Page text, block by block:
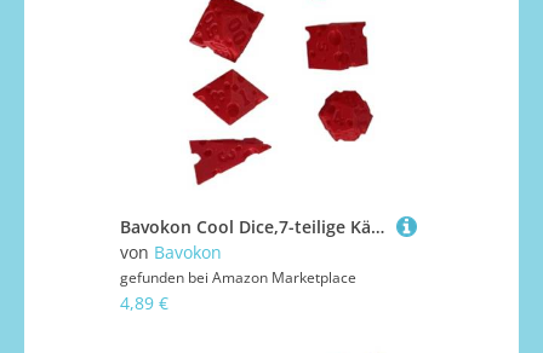
Bavokon Cool Dice,7-teilige Käse-Roll-Würfel | 3D-gedrucktes interaktives Requisit für Rollenspiel Mathe Lernen Unterricht Entscheidungsfindung Reise Party Klassenraum Familiennacht
von Bavokon
gefunden bei Amazon Marketplace
4,89 €